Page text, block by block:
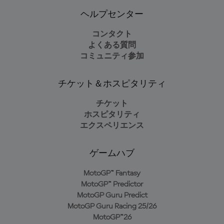
ヘルプセンター
コンタクト
よくある質問
コミュニティ参加
チケット＆ホスピタリティ
チケット
ホスピタリティ
エクスペリエンス
ゲームハブ
MotoGP™ Fantasy
MotoGP™ Predictor
MotoGP Guru Predict
MotoGP Guru Racing 25/26
MotoGP™26